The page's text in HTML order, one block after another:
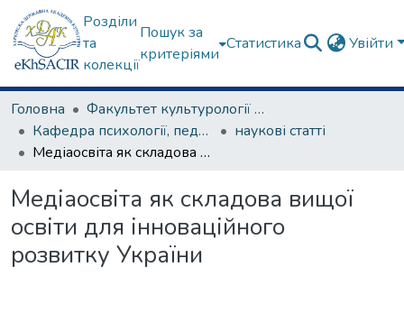
Розділи
та
колекції
Пошук за
критеріями
Статистика Увійти
Головна
Факультет культурології та соціальних комунікацій
Кафедра психології, педагогіки та філології
наукові статті
Медіаосвіта як складова вищої освіти для інноваційного розвитку України
Медіаосвіта як складова вищої
освіти для інноваційного
розвитку України